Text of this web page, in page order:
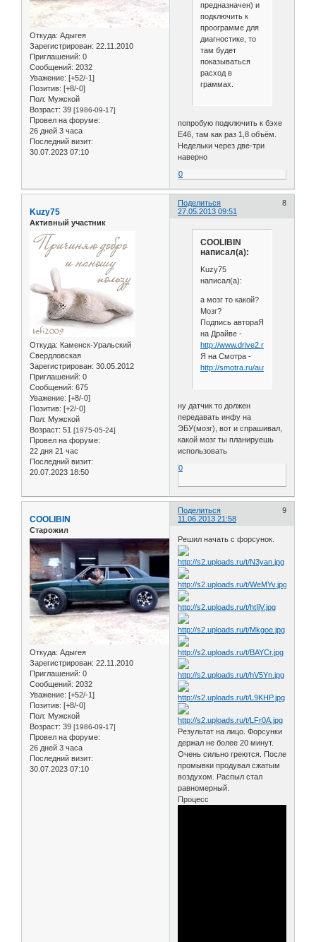
Откуда: Адыгея
Зарегистрирован: 22.11.2010
Приглашений: 0
Сообщений: 2032
Уважение: [+52/-1]
Позитив: [+8/-0]
Пол: Мужской
Возраст: 39 [1986-09-17]
Провел на форуме:
26 дней 3 часа
Последний визит:
30.07.2023 07:10
предназначен) и
подключить к
проограмме для
диагностике, то
там будет
показываться
расход в
граммах.
попробую подключить к бэхе
E46, там как раз 1,8 объём.
Недельки через две-три
наверно
0
Поделиться
8
27.05.2013 09:51
Kuzy75
Активный участник
Откуда: Каменск-Уральский
Свердловская
Зарегистрирован: 30.05.2012
Приглашений: 0
Сообщений: 675
Уважение: [+8/-0]
Позитив: [+2/-0]
Пол: Мужской
Возраст: 51 [1975-05-24]
Провел на форуме:
22 дня 21 час
Последний визит:
20.07.2023 18:50
COOLIBIN
написал(а):
Kuzy75
написал(а):
а мозг то какой?
Мозг?
Подпись автораЯ
на Драйве -
http://www.drive2.ru/cars/audi/
Я на Смотра -
http://smotra.ru/autos/audi/80/
ну датчик то должен
передавать инфу на
ЭБУ(мозг), вот и спрашивал,
какой мозг ты планируешь
использовать
0
Поделиться
9
11.06.2013 21:58
COOLIBIN
Старожил
Откуда: Адыгея
Зарегистрирован: 22.11.2010
Приглашений: 0
Сообщений: 2032
Уважение: [+52/-1]
Позитив: [+8/-0]
Пол: Мужской
Возраст: 39 [1986-09-17]
Провел на форуме:
26 дней 3 часа
Последний визит:
30.07.2023 07:10
Решил начать с форсунок.
Результат на лицо. Форсунки
держал не более 20 минут.
Очень сильно греются. После
промывки продувал сжатым
воздухом. Распыл стал
равномерный.
Процесс